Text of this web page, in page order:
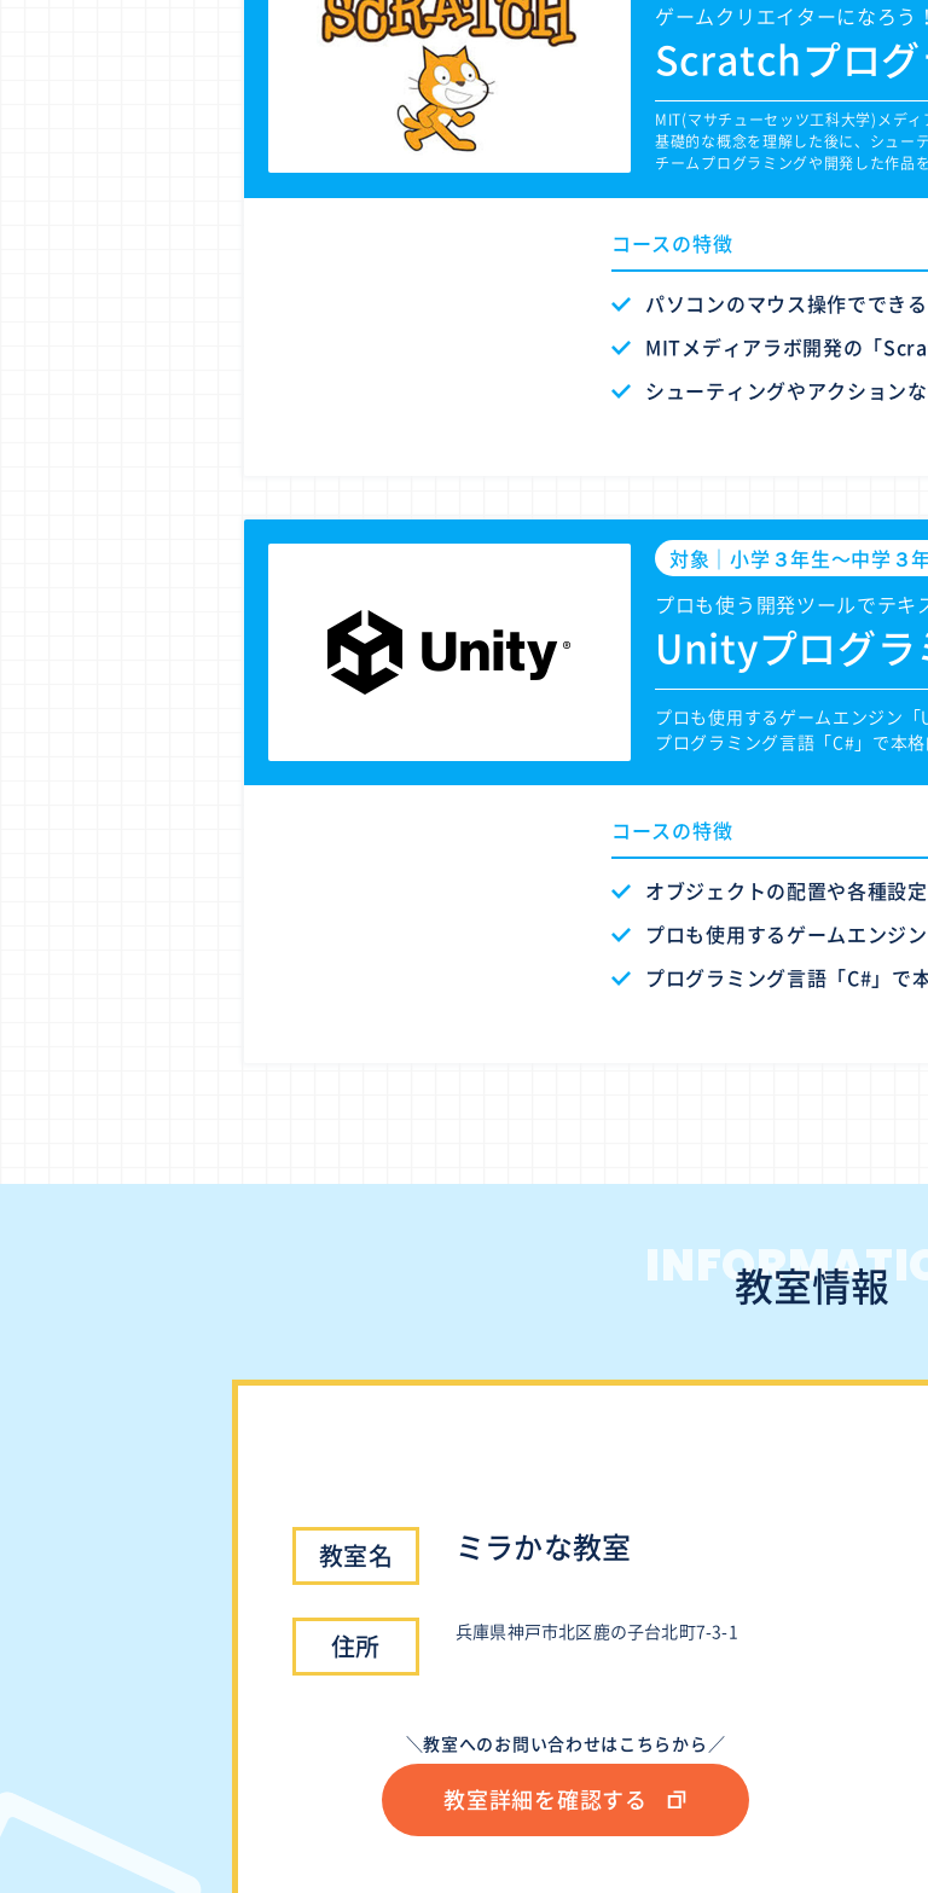
ゲームクリエイターになろう
Scratchプロ
MIT(マサチューセッツ工科大学)メデ
基礎的な概念を理解した後に、シュー
チームプログラミングや開発した作品
コースの特徴
パソコンのマウス操作ででき
MITメディアラボ開発の「
シューティングやアクション
対象｜小学３年生〜中学３
プロも使う開発ツールでテキ
Unityプログラ
プロも使用するゲームエンジン
プログラミング言語「C#」で本
コースの特徴
オブジェクトの配置や各種設
プロも使用するゲームエンジ
プログラミング言語「C#」で
教室情報
ミラかな教室
兵庫県神戸市北区鹿の子台北町7-3-1
＼教室へのお問い合わせはこちらから／
教室詳細を確認する